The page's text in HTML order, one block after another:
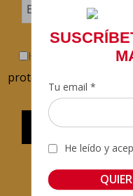
Tu email *
He leído y
He llegit y accepte
protecció de dades